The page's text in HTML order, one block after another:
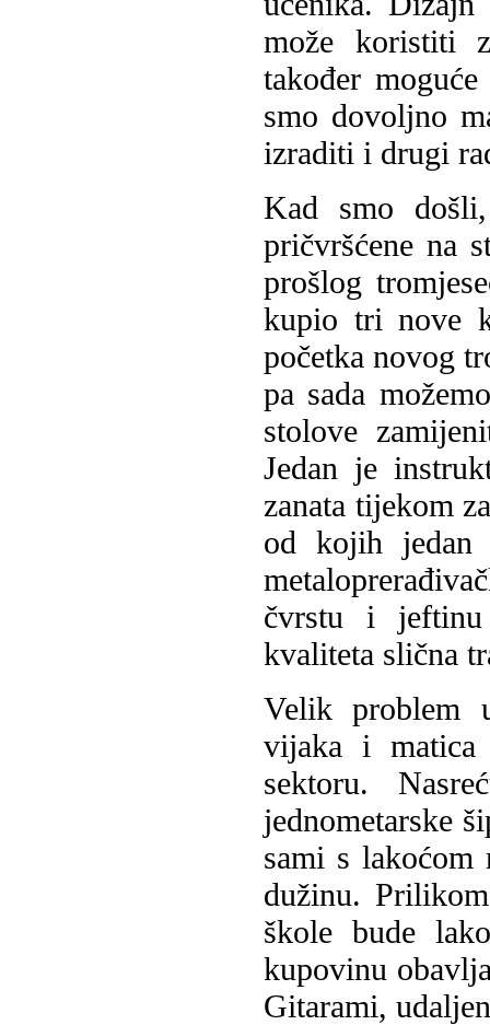
može koristiti
također
smo dovoljno
izraditi i drugi
Kad smo
pričvršćene na
prošlog
kupio tri nove
početka novog
pa sada
stolove
Jedan je
zanata tijekom
od kojih jedan
čvrstu i
kvaliteta slična
Velik problem
vijaka i matica
sektoru.
jednometarske
sami s
dužinu.
škole bude
kupovinu
Gitarami,